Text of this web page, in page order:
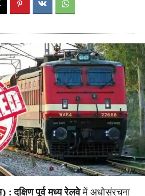
दक्षिण पूर्व मध्य रेलवेमें अधोसंरचना